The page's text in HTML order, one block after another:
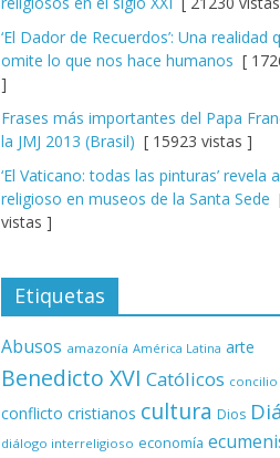
‘El Dador de Recuerdos’: Una realidad
omite lo que nos hace humanos [
]
Frases más importantes del Papa
la JMJ 2013 (Brasil) [ 15923 vistas ]
‘El Vaticano: todas las pinturas’ revela
religioso en museos de la Santa Sede
vistas ]
Etiquetas
Abusos amazonía América Latina arte
Benedicto XVI Católicos concilio
conflicto cristianos cultura Dios
diálogo interreligioso economía